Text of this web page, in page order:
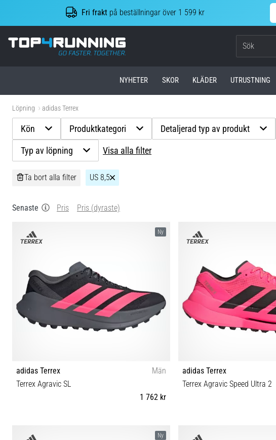
Fri frakt på beställningar över 1 599 kr
Top4Running.se
NYHETER SKOR KLÄDER UTRUSTNING
Löpning adidas Terrex
Kön Produktkategori Detaljerad typ av produkt
Typ av löpning Visa alla filter
Ta bort alla filter US 8,5
Senaste Pris Pris (dyraste)
Ny
adidas Terrex
Män
Terrex Agravic SL
1 762 kr
42⅔ 40⅔ 41⅓ 42 43⅓ 44 44⅔ 45⅓ 46 46⅔ 47⅓
adidas Terrex
Terrex Agravic Speed Ultra 2
Ny